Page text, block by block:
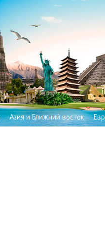
Азия и Ближний восток